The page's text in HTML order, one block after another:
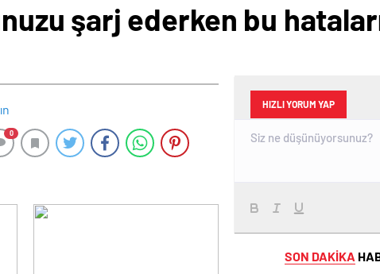
şarj ederken bu
0
HIZLI YORUM YAP
SON DAKİKA